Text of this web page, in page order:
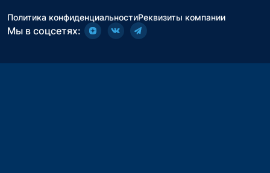
Политика конфиденциальностиРеквизиты компании
Мы в соцсетях: